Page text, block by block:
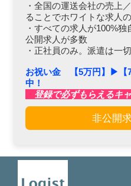
・全国の運送会社の売上
ることでホワイトな求人
・すべての求人が100%
公開求人が多数
・正社員のみ。派遣は一
お祝い金 【5万円】▶︎【
中！
登録で必ずもらえるキ
非公開